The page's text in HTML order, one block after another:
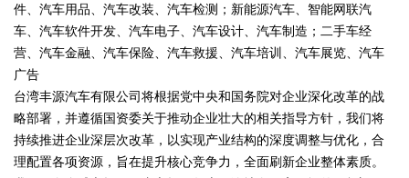
件、汽车用品、汽车改装、汽车检测；新能源汽车、智能网联汽
车、汽车软件开发、汽车电子、汽车设计、汽车制造；二手车经
营、汽车金融、汽车保险、汽车救援、汽车培训、汽车展览、汽车
广告
台湾丰源汽车有限公司将根据党中央和国务院对企业深化改革的战
略部署，并遵循国资委关于推动企业壮大的相关指导方针，我们将
持续推进企业深层次改革，以实现产业结构的深度调整与优化，合
理配置各项资源，旨在提升核心竞争力，全面刷新企业整体素质。